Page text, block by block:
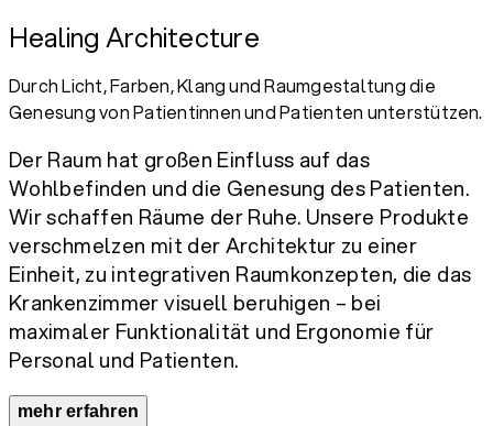
Healing Architecture
Durch Licht, Farben, Klang und Raumgestaltung die
Genesung von Patientinnen und Patienten unterstützen.
Der Raum hat großen Einfluss auf das
Wohlbefinden und die Genesung des Patienten.
Wir schaffen Räume der Ruhe. Unsere Produkte
verschmelzen mit der Architektur zu einer
Einheit, zu integrativen Raumkonzepten, die das
Krankenzimmer visuell beruhigen – bei
maximaler Funktionalität und Ergonomie für
Personal und Patienten.
mehr erfahren